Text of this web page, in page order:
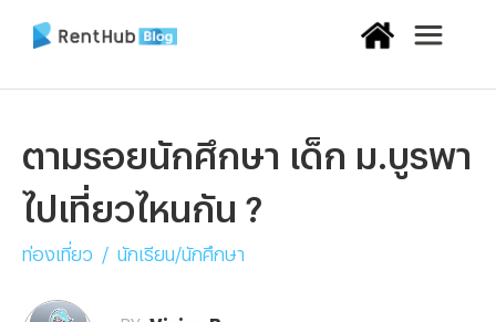
ตามรอยนักศึกษา เด็ก ม.บูรพา
ไปเที่ยวไหนกัน ?
ท่องเที่ยว / นักเรียน/นักศึกษา